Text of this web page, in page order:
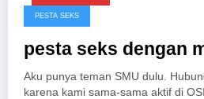
Maret 29, 2025
PESTA SEKS
pesta seks dengan
Aku punya teman SMU dulu.
karena kami sama-sama aktif di